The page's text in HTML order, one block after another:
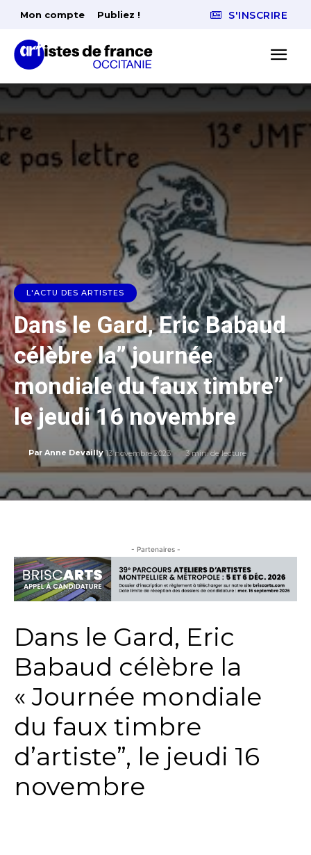
Mon compte Publiez ! S'INSCRIRE
L'ACTU DES ARTISTES
Dans le Gard, Eric Babaud
célèbre la” journée
mondiale du faux timbre”
le jeudi 16 novembre
Par Anne Devailly 13 novembre 2023 3min. de lecture
- Partenaires -
Dans le Gard, Eric
Babaud célèbre la
« Journée mondiale
du faux timbre
d’artiste”, le jeudi 16
novembre